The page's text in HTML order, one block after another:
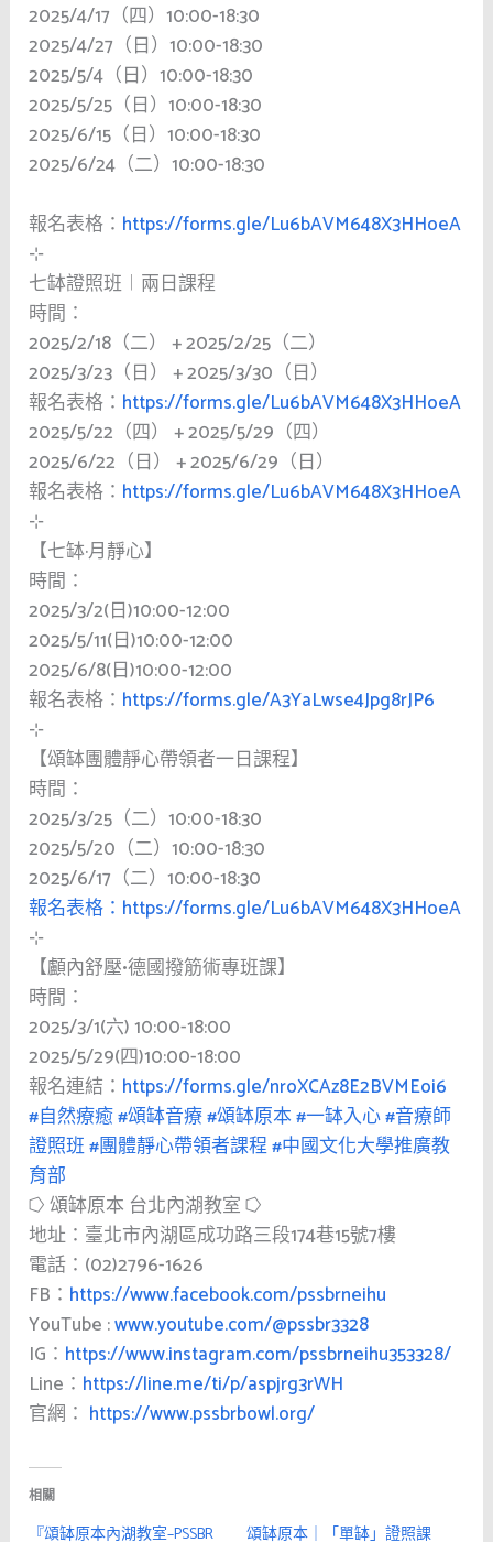
2025/4/17（四）10:00-18:30
2025/4/27（日）10:00-18:30
2025/5/4（日）10:00-18:30
2025/5/25（日）10:00-18:30
2025/6/15（日）10:00-18:30
2025/6/24（二）10:00-18:30
報名表格： https://forms.gle/Lu6bAVM648X3HHoeA
⊹
七缽證照班︱兩日課程
時間：
2025/2/18（二） + 2025/2/25（二）
2025/3/23（日） + 2025/3/30（日）
報名表格： https://forms.gle/Lu6bAVM648X3HHoeA
2025/5/22（四） + 2025/5/29（四）
2025/6/22（日） + 2025/6/29（日）
報名表格： https://forms.gle/Lu6bAVM648X3HHoeA
⊹
【七缽·月靜心】
時間：
2025/3/2(日)10:00-12:00
2025/5/11(日)10:00-12:00
2025/6/8(日)10:00-12:00
報名表格： https://forms.gle/A3YaLwse4Jpg8rJP6
⊹
【頌缽團體靜心帶領者一日課程】
時間：
2025/3/25（二）10:00-18:30
2025/5/20（二）10:00-18:30
2025/6/17（二）10:00-18:30
報名表格： https://forms.gle/Lu6bAVM648X3HHoeA
⊹
【顱內舒壓•德國撥筋術專班課】
時間：
2025/3/1(六) 10:00-18:00
2025/5/29(四)10:00-18:00
報名連結： https://forms.gle/nroXCAz8E2BVMEoi6
#自然療癒#頌缽音療#頌缽原本#一缽入心#音療師
證照班#團體靜心帶領者課程#中國文化大學推廣教
育部
⭔ 頌缽原本 台北內湖教室 ⭔
地址：臺北市內湖區成功路三段174巷15號7樓
電話：(02)2796-1626
FB： https://www.facebook.com/pssbrneihu
YouTube :www.youtube.com/@pssbr3328
IG： https://www.instagram.com/pssbrneihu353328/
Line： https://line.me/ti/p/aspjrg3rWH
官網： https://www.pssbrbowl.org/
相關
『頌缽原本內湖教室–PSSBR 頌缽原本｜「單缽」證照課